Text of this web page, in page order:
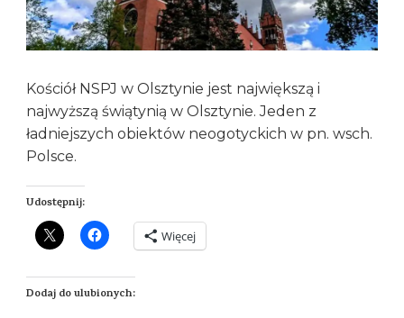
Kościół NSPJ w Olsztynie jest największą i
najwyższą świątynią w Olsztynie. Jeden z
ładniejszych obiektów neogotyckich w pn. wsch.
Polsce.
Udostępnij:
Więcej
Dodaj do ulubionych: